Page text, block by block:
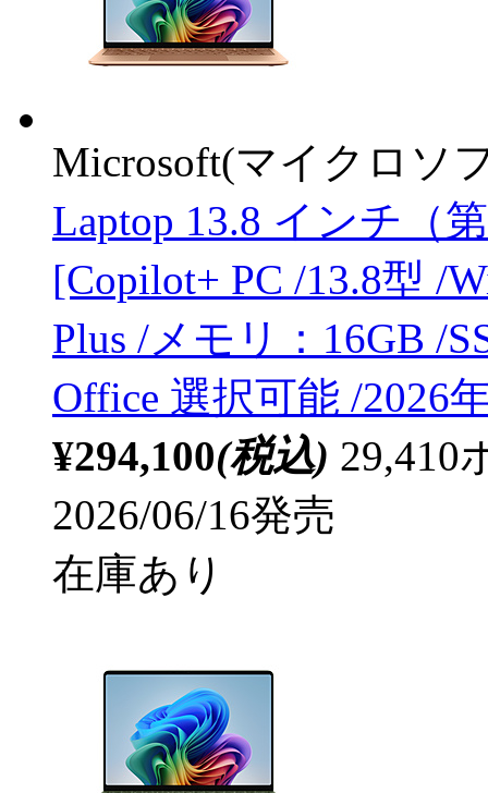
Microsoft(マイクロソ
Laptop 13.8 インチ（
[Copilot+ PC /13.8型 /
Plus /メモリ：16GB /
Office 選択可能 /2026
¥294,100(税込) 29,410
2026/06/16発売
在庫あり